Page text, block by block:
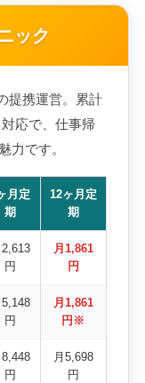
ック
提携運営。累計
対応で、仕事帰
力です。
月定
期
12ヶ月定
期
2,613
円
月1,861
円
5,148
円
月1,861
円※
8,448
円
月5,698
円